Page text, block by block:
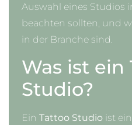
Auswahl eines Studios
beachten sollten, und
in der Branche sind.
Was ist ein
Studio?
EinTattoo Studio ist